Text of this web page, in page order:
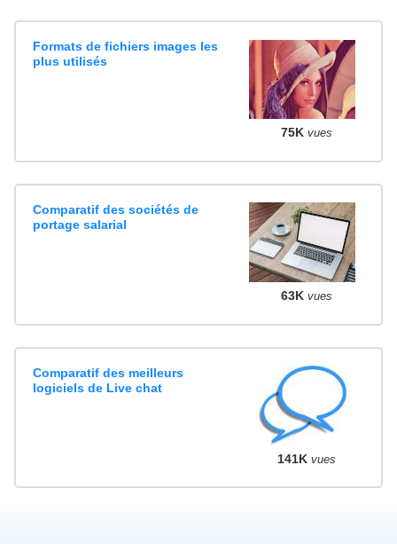
Formats de fichiers images les
plus utilisés
75K vues
Comparatif des sociétés de
portage salarial
63K vues
Comparatif des meilleurs
logiciels de Live chat
141K vues